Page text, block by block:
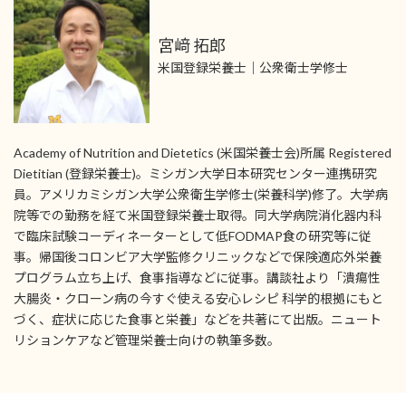
宮﨑 拓郎
米国登録栄養士｜公衆衛士学修士
Academy of Nutrition and Dietetics (米国栄養士会)所属 Registered
Dietitian (登録栄養士)。ミシガン大学日本研究センター連携研究
員。アメリカミシガン大学公衆衛生学修士(栄養科学)修了。大学病
院等での勤務を経て米国登録栄養士取得。同大学病院消化器内科
で臨床試験コーディネーターとして低FODMAP食の研究等に従
事。帰国後コロンビア大学監修クリニックなどで保険適応外栄養
プログラム立ち上げ、食事指導などに従事。講談社より「潰瘍性
大腸炎・クローン病の今すぐ使える安心レシピ 科学的根拠にもと
づく、症状に応じた食事と栄養」などを共著にて出版。ニュート
リションケアなど管理栄養士向けの執筆多数。